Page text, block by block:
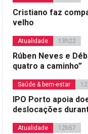
Cristiano faz
velho
Atualidade 13h22
Rúben Neves e
quatro a caminho”
Saúde & bem-estar
IPO Porto apoia
deslocações
Atualidade 12h57